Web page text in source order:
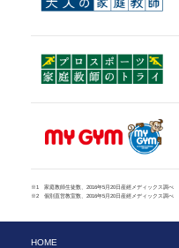
※1 家庭教師生徒数、2016年5月20日産經メディックス調べ
※2 個別直営教室数、2016年5月20日産經メディックス調べ
HOME